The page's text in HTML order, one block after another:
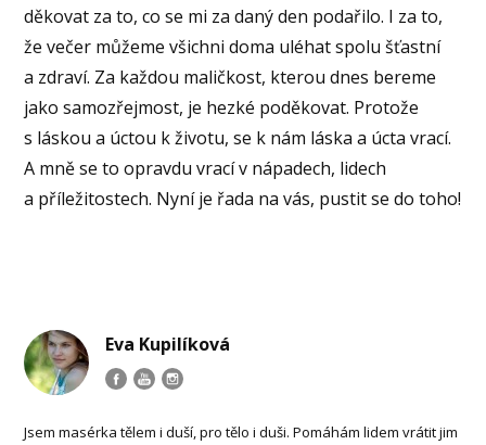
děkovat za to, co se mi za daný den podařilo. I za to,
že večer můžeme všichni doma uléhat spolu šťastní
a zdraví. Za každou maličkost, kterou dnes bereme
jako samozřejmost, je hezké poděkovat. Protože
s láskou a úctou k životu, se k nám láska a úcta vrací.
A mně se to opravdu vrací v nápadech, lidech
a příležitostech. Nyní je řada na vás, pustit se do toho!
Eva Kupilíková
Jsem masérka tělem i duší, pro tělo i duši. Pomáhám lidem vrátit jim